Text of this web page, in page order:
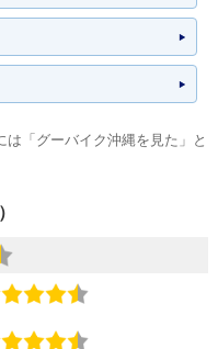
「グーバイク沖縄を見た」と